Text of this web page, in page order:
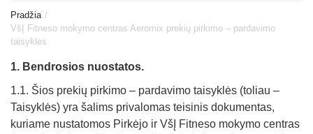
Europos fitneso mokykla
EREPS
Anatomy Trains
Fascia Movement
Dėstytojai
Konvencijos
Pradžia
VšĮ Fitneso mokymo centras Aeromix prekių pirkimo – pardavimo
taisyklės
1. Bendrosios nuostatos.
1.1. Šios prekių pirkimo – pardavimo taisyklės (toliau –
Taisyklės) yra šalims privalomas teisinis dokumentas,
kuriame nustatomos Pirkėjo ir VšĮ Fitneso mokymo centras